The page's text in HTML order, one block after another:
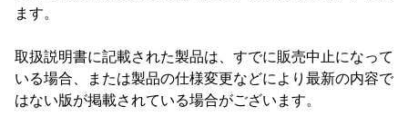
ます。
取扱説明書に記載された製品は、すでに販売中止になって
いる場合、または製品の仕様変更などにより最新の内容で
はない版が掲載されている場合がございます。